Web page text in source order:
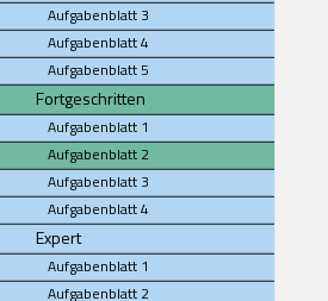
Aufgabenblatt 3
Aufgabenblatt 4
Aufgabenblatt 5
Fortgeschritten
Aufgabenblatt 1
Aufgabenblatt 2
Aufgabenblatt 3
Aufgabenblatt 4
Expert
Aufgabenblatt 1
Aufgabenblatt 2